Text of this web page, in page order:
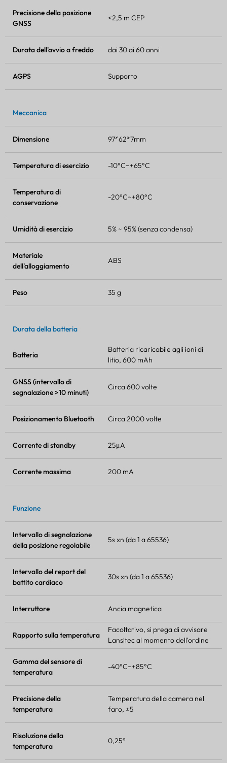
Precisione della posizione
GNSS
<2,5 m CEP
Durata dell'avvio a freddo dai 30 ai 60 anni
AGPS Supporto
Meccanica
Dimensione 97*62*7mm
Temperatura di esercizio -10°C~+65°C
Temperatura di
conservazione
-20°C~+80°C
Umidità di esercizio 5% ~ 95% (senza condensa)
Materiale
dell'alloggiamento
ABS
Peso 35 g
Durata della batteria
Batteria
Batteria ricaricabile agli ioni di
litio, 600 mAh
GNSS (intervallo di
segnalazione >10 minuti)
Circa 600 volte
Posizionamento Bluetooth Circa 2000 volte
Corrente di standby 25μA
Corrente massima 200 mA
Funzione
Intervallo di segnalazione
della posizione regolabile
5s xn (da 1 a 65536)
Intervallo del report del
battito cardiaco
30s xn (da 1 a 65536)
Interruttore Ancia magnetica
Rapporto sulla temperatura
Facoltativo, si prega di avvisare
Lansitec al momento dell'ordine
Gamma del sensore di
temperatura
-40°C~+85°C
Precisione della
temperatura
Temperatura della camera nel
faro, ±5
Risoluzione della
temperatura
0,25°